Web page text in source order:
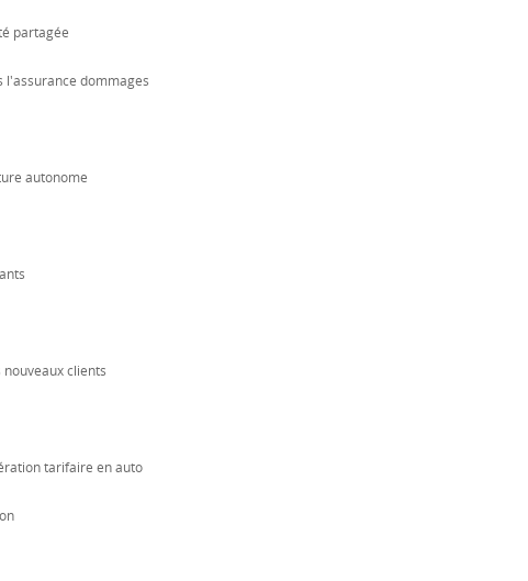
partagée
l'assurance dommages
autonome
nouveaux clients
tarifaire en auto